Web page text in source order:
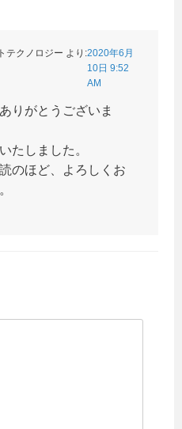
テクノロジー より:2020年6月
10日 9:52
AM
りがとうございま
たしました。
のほど、よろしくお